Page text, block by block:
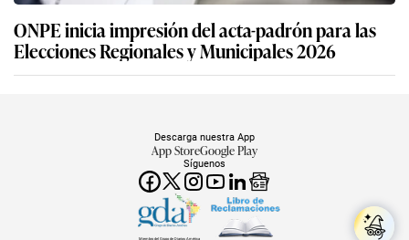
ONPE inicia impresión del acta-padrón para las
Elecciones Regionales y Municipales 2026
Síguenos
Descarga nuestra App
App StoreGoogle Play
Miembro del Grupo de Diarios América